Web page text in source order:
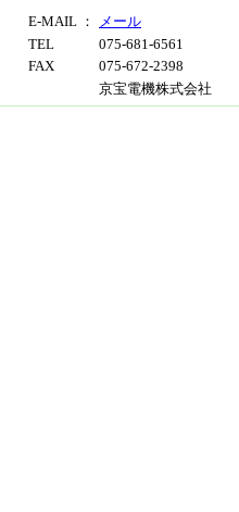
E-MAIL ：
メール
TEL
075-681-6561
FAX
075-672-2398
京宝電機株式会社